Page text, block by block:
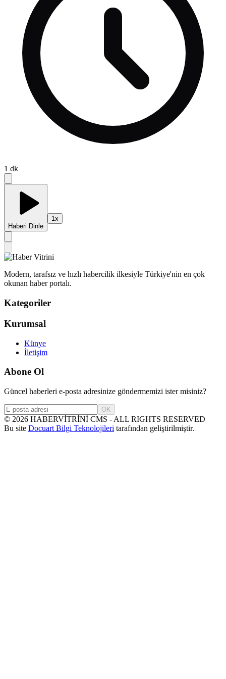
1 dk
Haberi Dinle
1x
Modern, tarafsız ve hızlı habercilik ilkesiyle Türkiye'nin en çok
okunan haber portalı.
Kategoriler
Kurumsal
Künye
İletişim
Abone Ol
Güncel haberleri e-posta adresinize göndermemizi ister misiniz?
OK
© 2026 HABERVİTRİNİ CMS - ALL RIGHTS RESERVED
Bu site Docuart Bilgi Teknolojileri tarafından geliştirilmiştir.